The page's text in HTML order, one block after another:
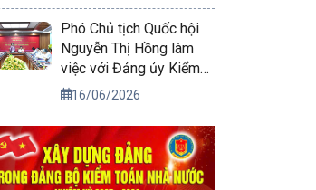
Phó Chủ tịch Quốc hội
Nguyễn Thị Hồng làm
việc với Đảng ủy Kiểm
toán nhà nước
16/06/2026